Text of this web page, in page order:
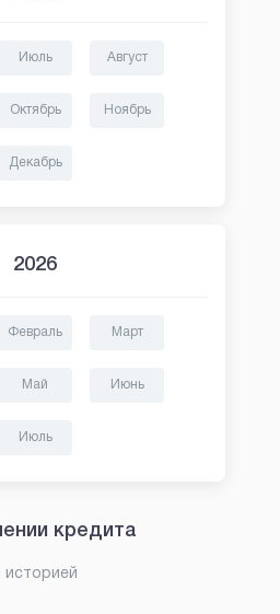
Июль Август
Октябрь Ноябрь
Декабрь
2026
Февраль Март
Май Июнь
Июль
кредита
историей